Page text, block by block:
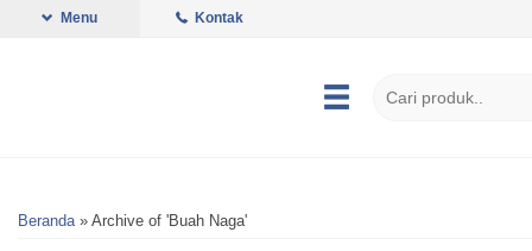
Menu Kontak
Beranda» Archive of 'Buah Naga'